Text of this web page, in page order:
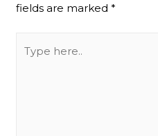
fields are marked*
here..